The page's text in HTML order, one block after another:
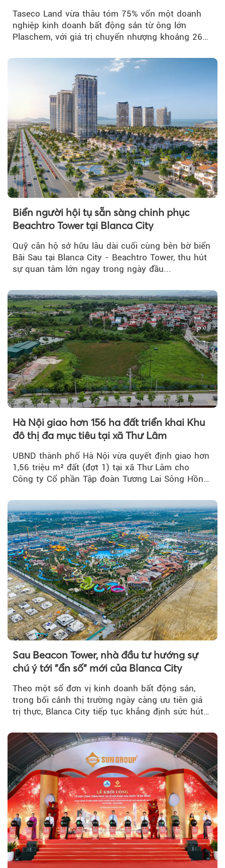
Taseco Land vừa thâu tóm 75% vốn một doanh
nghiệp kinh doanh bất động sản từ ông lớn
Plaschem, với giá trị chuyển nhượng khoảng 262
Biển người hội tụ sẵn sàng chinh phục
Beachtro Tower tại Blanca City
Quỹ căn hộ sở hữu lâu dài cuối cùng bên bờ biển
Bãi Sau tại Blanca City - Beachtro Tower, thu hút
sự quan tâm lớn ngay trong ngày đầu...
Hà Nội giao hơn 156 ha đất triển khai Khu
đô thị đa mục tiêu tại xã Thư Lâm
UBND thành phố Hà Nội vừa quyết định giao hơn
1,56 triệu m² đất (đợt 1) tại xã Thư Lâm cho
Công ty Cổ phần Tập đoàn Tương Lai Sông Hồng
Sau Beacon Tower, nhà đầu tư hướng sự
chú ý tới "ẩn số" mới của Blanca City
Theo một số đơn vị kinh doanh bất động sản,
trong bối cảnh thị trường ngày càng ưu tiên giá
trị thực, Blanca City tiếp tục khẳng định sức hút